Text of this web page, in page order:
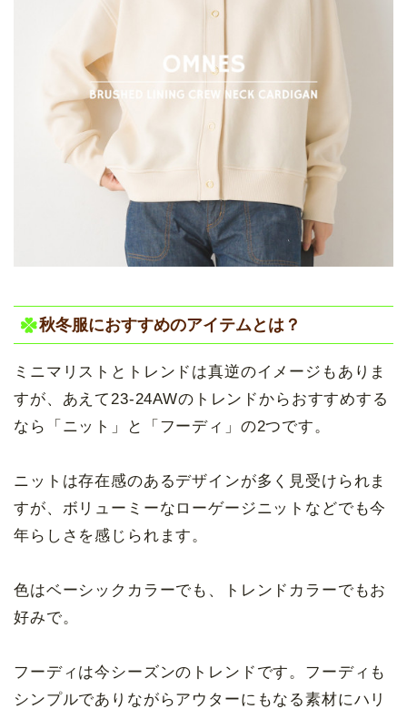
秋冬服におすすめのアイテムとは？
ミニマリストとトレンドは真逆のイメージもありま
すが、あえて23-24AWのトレンドからおすすめする
なら「ニット」と「フーディ」の2つです。
ニットは存在感のあるデザインが多く見受けられま
すが、ボリューミーなローゲージニットなどでも今
年らしさを感じられます。
色はベーシックカラーでも、トレンドカラーでもお
好みで。
フーディは今シーズンのトレンドです。フーディも
シンプルでありながらアウターにもなる素材にハリ